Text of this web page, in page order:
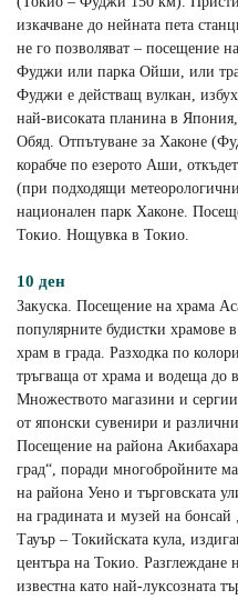
изкачване до нейната пета
не го позволяват – посещение
Фуджи или парка Ойши, или
Фуджи е действащ вулкан,
най-високата планина в
Обяд. Отпътуване за Хаконе
корабче по езерото Аши,
(при подходящи
национален парк Хаконе.
Токио. Нощувка в Токио.
10 ден
Закуска. Посещение на храма
популярните будистки храмове
храм в града. Разходка по
тръгваща от храма и водеща до
Множеството магазини и
от японски сувенири и
Посещение на района
град“, поради многобройните
на района Уено и търговската
на градината и музей на
Тауър – Токийската кула,
центъра на Токио. Разглеждане
известна като най-луксозната